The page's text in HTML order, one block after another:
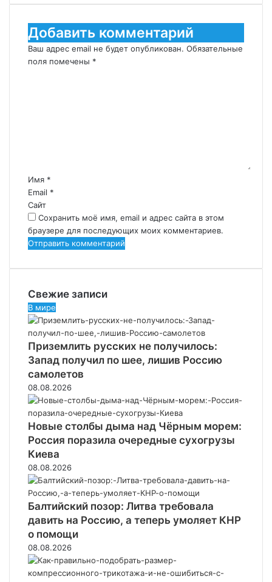
Добавить комментарий
Ваш адрес email не будет опубликован. Обязательные
поля помечены *
р
и
й
*
Имя *
Email *
Сайт
Сохранить моё имя, email и адрес сайта в этом
браузере для последующих моих комментариев.
Свежие записи
В мире
Приземлить русских не получилось:
Запад получил по шее, лишив Россию
самолетов
08.08.2026
Новые столбы дыма над Чёрным морем:
Россия поразила очередные сухогрузы
Киева
08.08.2026
Балтийский позор: Литва требовала
давить на Россию, а теперь умоляет КНР
о помощи
08.08.2026